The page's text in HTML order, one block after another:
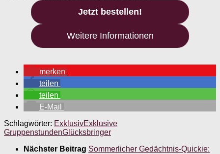
Jetzt bestellen!
Weitere Informationen
merken
teilen
teilen
E-Mail
Schlagwörter: ExklusivExklusive
GruppenstundenGlücksbringer
Nächster Beitrag Sommerlicher Gedächtnis-Quickie: